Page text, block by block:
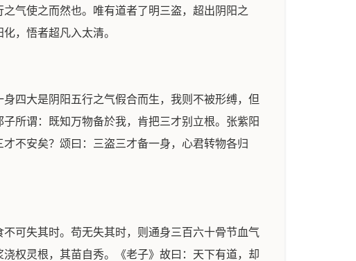
气使之而然也。唯有道者了明三盗，超出阴阳之
，悟者超凡入太清。
四大是阴阳五行之气假合而生，我则不被形缚，但
所谓：既知万物备於我，肯把三才别立根。张紫阳
不安矣？颂曰：三盗三才备一身，心君转物各归
可失其时。苟无失其时，则通身三百六十骨节血气
权灵根，其苗自秀。《老子》故曰：天下有道，却